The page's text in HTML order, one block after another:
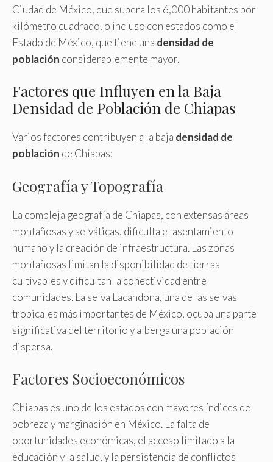
Ciudad de México, que supera los 6,000 habitantes por
kilómetro cuadrado, o incluso con estados como el
Estado de México, que tiene una densidad de
población considerablemente mayor.
Factores que Influyen en la Baja
Densidad de Población de Chiapas
Varios factores contribuyen a la baja densidad de
población de Chiapas:
Geografía y Topografía
La compleja geografía de Chiapas, con extensas áreas
montañosas y selváticas, dificulta el asentamiento
humano y la creación de infraestructura. Las zonas
montañosas limitan la disponibilidad de tierras
cultivables y dificultan la conectividad entre
comunidades. La selva Lacandona, una de las selvas
tropicales más importantes de México, ocupa una parte
significativa del territorio y alberga una población
dispersa.
Factores Socioeconómicos
Chiapas es uno de los estados con mayores índices de
pobreza y marginación en México. La falta de
oportunidades económicas, el acceso limitado a la
educación y la salud, y la persistencia de conflictos